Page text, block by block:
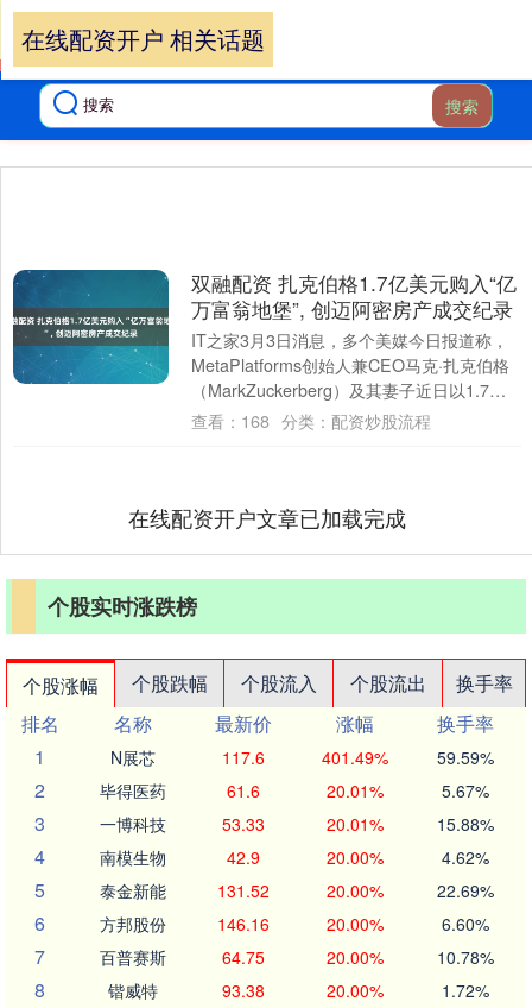
搜索
在线配资开户 相关话题
双融配资 扎克伯格1.7亿美元购入“亿
万富翁地堡”, 创迈阿密房产成交纪录
IT之家3月3日消息，多个美媒今日报道称，
MetaPlatforms创始人兼CEO马克·扎克伯格
（MarkZuckerberg）及其妻子近日以1.7亿
美元的价格....
查看： 168 分类： 配资炒股流程
在线配资开户文章已加载完成
个股实时涨跌榜
个股涨幅 个股跌幅 个股流入 个股流出
换手率
排名
名称 最新价 涨幅
换手率
1
N展芯 117.6 401.49% 59.59%
2 毕得医药 61.6 20.01% 5.67%
3 一博科技 53.33 20.01% 15.88%
4 南模生物 42.9 20.00% 4.62%
5 泰金新能 131.52 20.00% 22.69%
6 方邦股份 146.16 20.00% 6.60%
7 百普赛斯 64.75 20.00% 10.78%
8 锴威特 93.38 20.00% 1.72%